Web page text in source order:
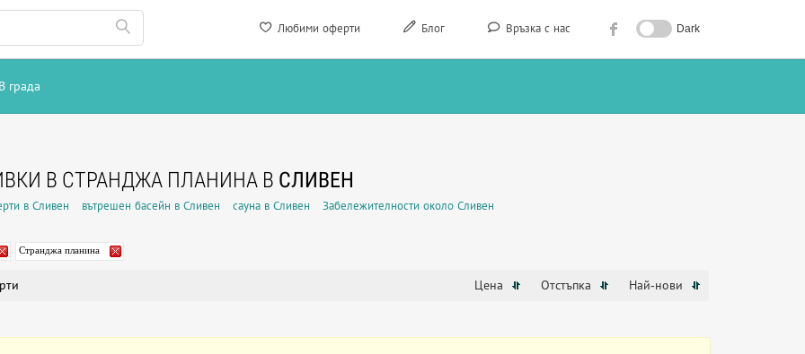
Любими оферти Блог Връзка с нас Dark
В града
В СТРАНДЖА ПЛАНИНА В СЛИВЕН
в Сливен вътрешен басейн в Сливен сауна в Сливен Забележителности около Сливен
Странджа планина
Цена Отстъпка Най-нови